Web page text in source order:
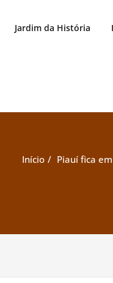
Jardim da História
Início Piauí fica